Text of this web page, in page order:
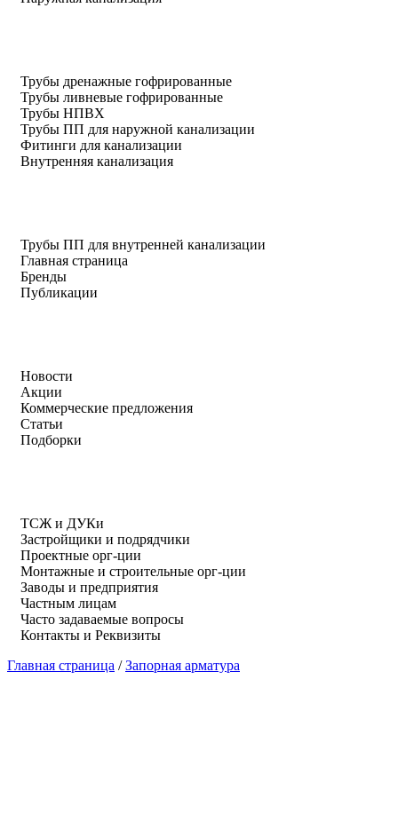
Трубы дренажные гофрированные
Трубы ливневые гофрированные
Трубы НПВХ
Трубы ПП для наружной канализации
Фитинги для канализации
Внутренняя канализация
Трубы ПП для внутренней канализации
Главная страница
Бренды
Публикации
Новости
Акции
Коммерческие предложения
Статьи
Подборки
ТСЖ и ДУКи
Застройщики и подрядчики
Проектные орг-ции
Монтажные и строительные орг-ции
Заводы и предприятия
Частным лицам
Часто задаваемые вопросы
Контакты и Реквизиты
Главная страница /Запорная арматура